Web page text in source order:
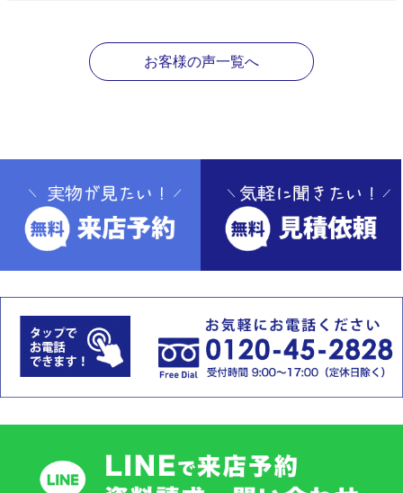
お客様の声一覧へ